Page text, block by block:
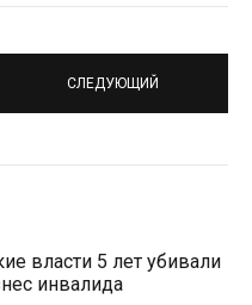
СЛЕДУЮЩИЙ
власти 5 лет убивали
инвалида